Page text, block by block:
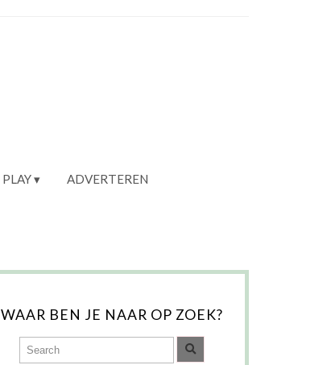
PLAY ADVERTEREN
WAAR BEN JE NAAR OP ZOEK?